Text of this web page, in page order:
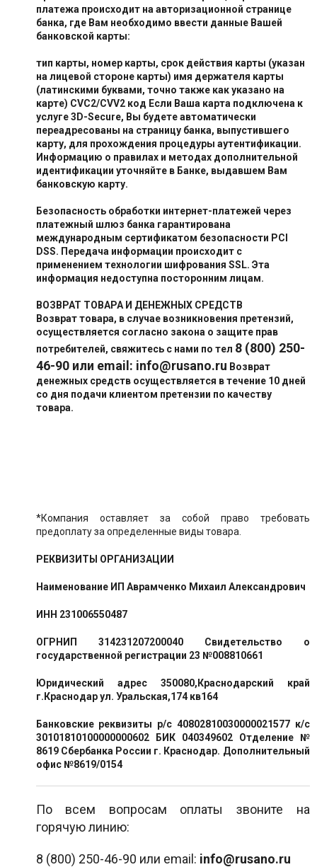
платежа происходит на авторизационной странице
банка, где Вам необходимо ввести данные Вашей
банковской карты:
тип карты, номер карты, срок действия карты (указан
на лицевой стороне карты) имя держателя карты
(латинскими буквами, точно также как указано на
карте) CVC2/CVV2 код Если Ваша карта подключена к
услуге 3D-Secure, Вы будете автоматически
переадресованы на страницу банка, выпустившего
карту, для прохождения процедуры аутентификации.
Информацию о правилах и методах дополнительной
идентификации уточняйте в Банке, выдавшем Вам
банковскую карту.
Безопасность обработки интернет-платежей через
платежный шлюз банка гарантирована
международным сертификатом безопасности PCI
DSS. Передача информации происходит с
применением технологии шифрования SSL. Эта
информация недоступна посторонним лицам.
ВОЗВРАТ ТОВАРА И ДЕНЕЖНЫХ СРЕДСТВ
Возврат товара, в случае возникновения претензий,
осуществляется согласно закона о защите прав
потребителей, свяжитесь с нами по тел 8 (800) 250-
46-90 или email: info@rusano.ru Возврат
денежных средств осуществляется в течение 10 дней
со дня подачи клиентом претензии по качеству
товара.
*Компания оставляет за собой право требовать
предоплату за определенные виды товара.
РЕКВИЗИТЫ ОРГАНИЗАЦИИ
Наименование ИП Аврамченко Михаил Александрович
ИНН 231006550487
ОГРНИП 314231207200040 Свидетельство о
государственной регистрации 23 №008810661
Юридический адрес 350080,Краснодарский край
г.Краснодар ул. Уральская,174 кв164
Банковские реквизиты р/с 40802810030000021577 к/с
30101810100000000602 БИК 040349602 Отделение №
8619 Сбербанка России г. Краснодар. Дополнительный
офис №8619/0154
По всем вопросам оплаты звоните на
горячую линию:
8 (800) 250-46-90 или email: info@rusano.ru